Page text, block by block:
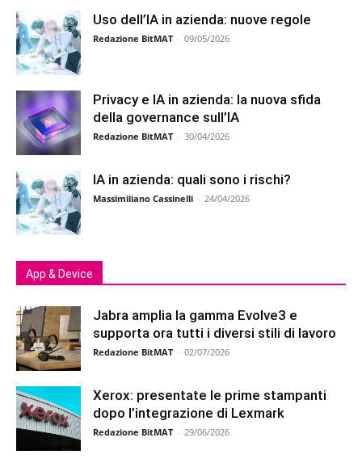
Uso dell’IA in azienda: nuove regole
Redazione BitMAT - 09/05/2026
Privacy e IA in azienda: la nuova sfida
della governance sull’IA
Redazione BitMAT - 30/04/2026
IA in azienda: quali sono i rischi?
Massimiliano Cassinelli - 24/04/2026
App & Device
Jabra amplia la gamma Evolve3 e
supporta ora tutti i diversi stili di lavoro
Redazione BitMAT - 02/07/2026
Xerox: presentate le prime stampanti
dopo l’integrazione di Lexmark
Redazione BitMAT - 29/06/2026